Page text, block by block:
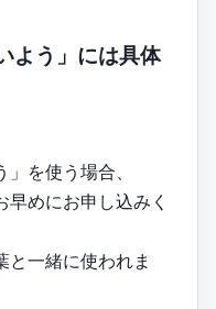
よう」には具体
を使う場合、
早めにお申し込みく
と一緒に使われま